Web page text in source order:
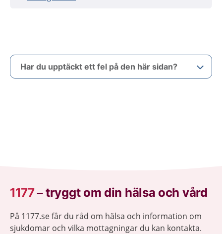
Har du upptäckt ett fel på den här sidan?
1177–tryggt om din hälsa och vård
På 1177.se får du råd om hälsa och information om
sjukdomar och vilka mottagningar du kan kontakta.